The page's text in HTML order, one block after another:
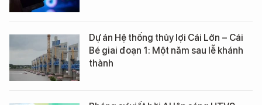
Dự án Hệ thống thủy lợi Cái Lớn – Cái
Bé giai đoạn 1: Một năm sau lễ khánh
thành